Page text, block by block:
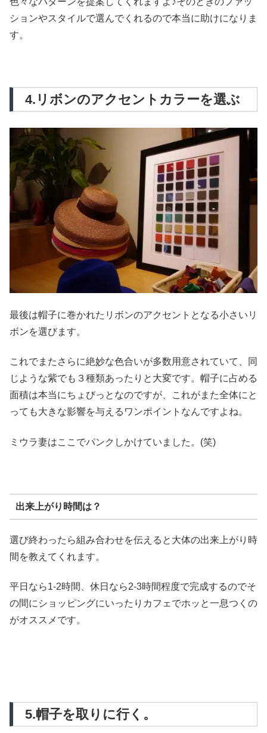
ションやスタイルで選んでくれるので本当に助けになりま
す。
4.リボンのアクセントカラーを選ぶ
最後は帽子に巻かれたリボンのアクセントとなる小さいリ
ボンを選びます。
これでまたさらに絶妙な色合いが多数用意されていて、同
じような紫でも３種類あったりと大変です。帽子に占める
面積は本当にちょびっとなのですが、これがまた全体にと
っても大きな影響を与えるワンポイントなんですよね。
ミウラ妻はここでパンクしかけていました。(笑)
出来上がり時間は？
選び終わったら組み合わせを伝えると大体の出来上がり時
間を教えてくれます。
平日なら1-2時間、休日なら2-3時間程度で完成するのでそ
の間にショッピングにいったりカフェでホッと一息つくの
がオススメです。
5.帽子を取りに行く。